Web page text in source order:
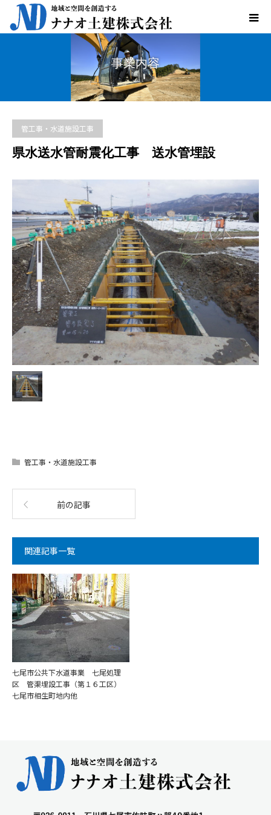
事業内容
管工事・水道施設工事
県水送水管耐震化工事 送水管埋設
管工事・水道施設工事
前の記事
関連記事一覧
七尾市公共下水道事業 七尾処理
区 管渠埋設工事（第１６工区）
七尾市相生町地内他